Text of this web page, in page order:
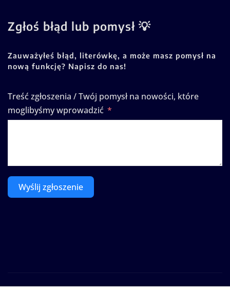
Zgłoś błąd lub pomysł 💡
Zauważyłeś błąd, literówkę, a może masz pomysł na
nową funkcję? Napisz do nas!
Treść zgłoszenia / Twój pomysł na nowości, które
moglibyśmy wprowadzić
Wyślij zgłoszenie